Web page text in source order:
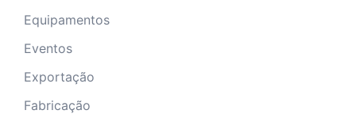
Equipamentos
Eventos
Exportação
Fabricação